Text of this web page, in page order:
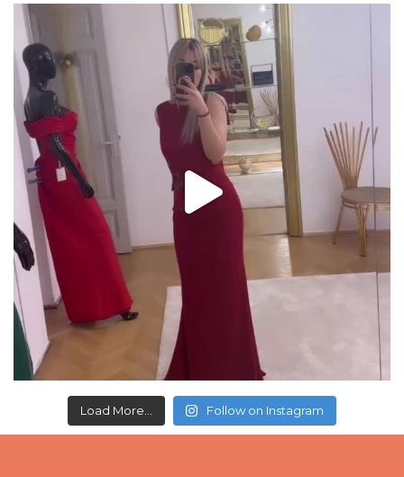
Load More... Follow on Instagram